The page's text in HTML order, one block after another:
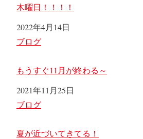
木曜日！！！！
日付
2022年4月14日
関連理由
ブログ
もうすぐ11月が終わる～
日付
2021年11月25日
関連理由
ブログ
夏が近づいてきてる！